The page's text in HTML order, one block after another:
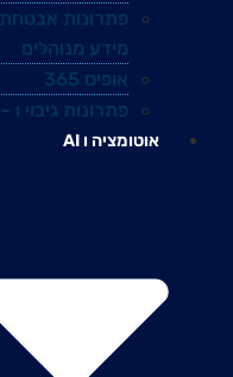
פתרונות אבטחת
מידע מנוהלים
אופיס 365
פתרונות גיבוי ו – DR
אוטומציה ו AI